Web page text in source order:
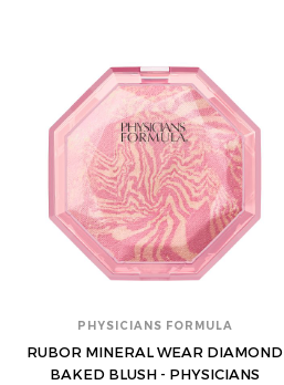
PHYSICIANS FORMULA
RUBOR MINERAL WEAR DIAMOND
BAKED BLUSH - PHYSICIANS